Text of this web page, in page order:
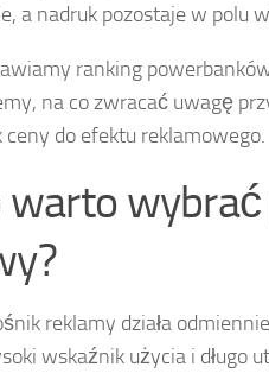
a nadruk pozostaje w polu
ranking
na co zwracać uwagę
do efektu reklamowego.
warto
reklamy działa
wskaźnik użycia i długo